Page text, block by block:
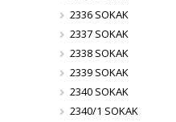
2336 SOKAK
2337 SOKAK
2338 SOKAK
2339 SOKAK
2340 SOKAK
2340/1 SOKAK